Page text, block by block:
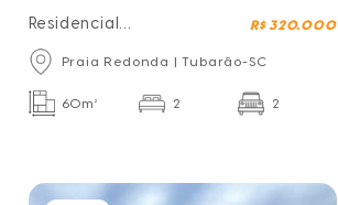
Residencial
Terezinha
R$ 320.000
Praia Redonda | Tubarão-SC
60m² 2 2